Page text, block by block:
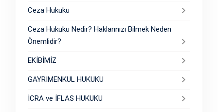
Ceza Hukuku
Ceza Hukuku Nedir? Haklarınızı Bilmek Neden
Önemlidir?
EKİBİMİZ
GAYRIMENKUL HUKUKU
İCRA ve İFLAS HUKUKU